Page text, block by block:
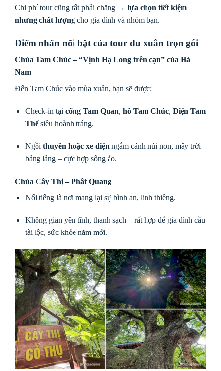
Chi phí tour cũng rất phải chăng → lựa chọn tiết kiệm
nhưng chất lượng cho gia đình và nhóm bạn.
Điểm nhấn nổi bật của tour du xuân trọn gói
Chùa Tam Chúc – “Vịnh Hạ Long trên cạn” của Hà
Nam
Đến Tam Chúc vào mùa xuân, bạn sẽ được:
Check-in tại cổng Tam Quan, hồ Tam Chúc, Điện Tam
Thếsiêu hoành tráng.
Ngồi thuyền hoặc xe điện ngắm cảnh núi non, mây trời
bảng lảng – cực hợp sống ảo.
Chùa Cây Thị – Phật Quang
Nổi tiếng là nơi mang lại sự bình an, linh thiêng.
Không gian yên tĩnh, thanh sạch – rất hợp để gia đình cầu
tài lộc, sức khỏe năm mới.